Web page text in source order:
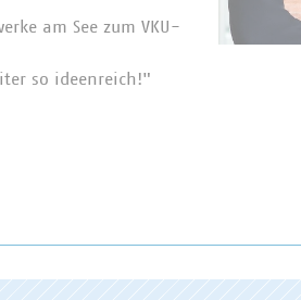
am See zum VKU-
so ideenreich!"